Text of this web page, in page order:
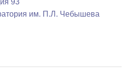
93
им. П.Л. Чебышева